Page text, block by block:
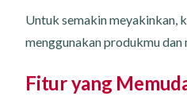
Untuk semakin meyakinkan,
menggunakan produkmu dan
Fitur yang